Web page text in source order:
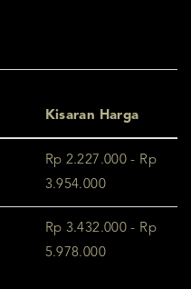
Kisaran Harga
Rp 2.227.000 - Rp
3.954.000
Rp 3.432.000 - Rp
5.978.000